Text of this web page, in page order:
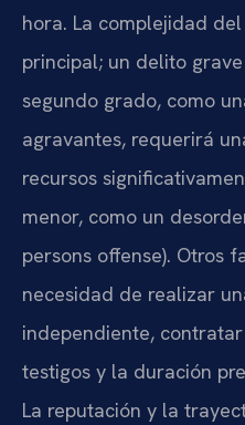
hora. La complejidad
principal; un delito
segundo grado, como
agravantes, requerirá
recursos
menor, como un
persons offense). Otros
necesidad de realizar
independiente,
testigos y la duración
La reputación y la